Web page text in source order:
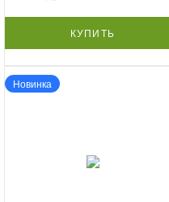
КУПИТЬ
Новинка